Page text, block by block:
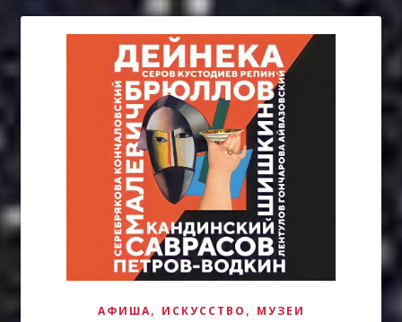
АФИША, ИСКУCСТВО , МУЗЕИ